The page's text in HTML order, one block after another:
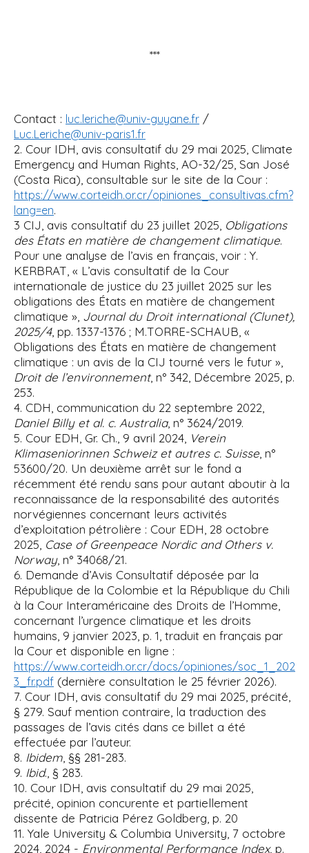
***
Contact : luc.leriche@univ-guyane.fr /
Luc.Leriche@univ-paris1.fr
2. Cour IDH, avis consultatif du 29 mai 2025, Climate
Emergency and Human Rights, AO-32/25, San José
(Costa Rica), consultable sur le site de la Cour :
https://www.corteidh.or.cr/opiniones_consultivas.cfm?
lang=en.
3 CIJ, avis consultatif du 23 juillet 2025, Obligations
des États en matière de changement climatique.
Pour une analyse de l’avis en français, voir : Y.
KERBRAT, « L’avis consultatif de la Cour
internationale de justice du 23 juillet 2025 sur les
obligations des États en matière de changement
climatique », Journal du Droit international (Clunet),
2025/4, pp. 1337-1376 ; M.TORRE-SCHAUB, «
Obligations des États en matière de changement
climatique : un avis de la CIJ tourné vers le futur »,
Droit de l’environnement, n° 342, Décembre 2025, p.
253.
4. CDH, communication du 22 septembre 2022,
Daniel Billy et al. c. Australia, n° 3624/2019.
5. Cour EDH, Gr. Ch., 9 avril 2024, Verein
Klimaseniorinnen Schweiz et autres c. Suisse, n°
53600/20. Un deuxième arrêt sur le fond a
récemment été rendu sans pour autant aboutir à la
reconnaissance de la responsabilité des autorités
norvégiennes concernant leurs activités
d’exploitation pétrolière : Cour EDH, 28 octobre
2025, Case of Greenpeace Nordic and Others v.
Norway, n° 34068/21.
6. Demande d’Avis Consultatif déposée par la
République de la Colombie et la République du Chili
à la Cour Interaméricaine des Droits de l’Homme,
concernant l’urgence climatique et les droits
humains, 9 janvier 2023, p. 1, traduit en français par
la Cour et disponible en ligne :
https://www.corteidh.or.cr/docs/opiniones/soc_1_202
3_fr.pdf (dernière consultation le 25 février 2026).
7. Cour IDH, avis consultatif du 29 mai 2025, précité,
§ 279. Sauf mention contraire, la traduction des
passages de l’avis cités dans ce billet a été
effectuée par l’auteur.
8. Ibidem, §§ 281-283.
9. Ibid., § 283.
10. Cour IDH, avis consultatif du 29 mai 2025,
précité, opinion concurente et partiellement
dissente de Patricia Pérez Goldberg, p. 20
11. Yale University & Columbia University, 7 octobre
2024, 2024 - Environmental Performance Index, p.